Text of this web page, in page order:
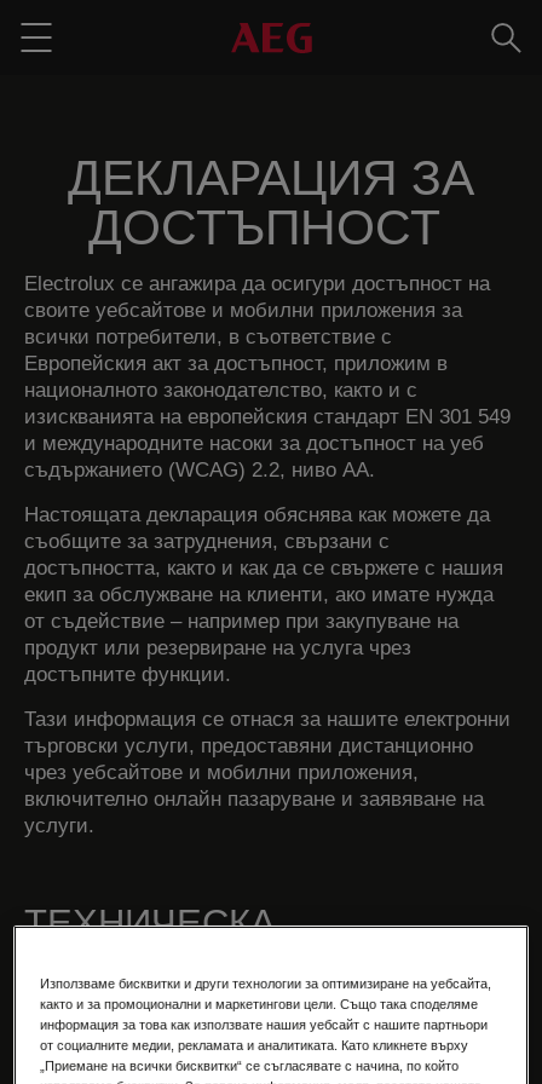
Menu
ДЕКЛАРАЦИЯ ЗА
ДОСТЪПНОСТ
Electrolux се ангажира да осигури достъпност на
своите уебсайтове и мобилни приложения за
всички потребители, в съответствие с
Европейския акт за достъпност, приложим в
националното законодателство, както и с
изискванията на европейския стандарт EN 301 549
и международните насоки за достъпност на уеб
съдържанието (WCAG) 2.2, ниво AA.
Настоящата декларация обяснява как можете да
съобщите за затруднения, свързани с
достъпността, както и как да се свържете с нашия
екип за обслужване на клиенти, ако имате нужда
от съдействие – например при закупуване на
продукт или резервиране на услуга чрез
достъпните функции.
Тази информация се отнася за нашите електронни
търговски услуги, предоставяни дистанционно
чрез уебсайтове и мобилни приложения,
включително онлайн пазаруване и заявяване на
услуги.
ТЕХНИЧЕСКА
ДОСТЪПНОСТТА НА
УЕБСАЙТОВЕТЕ И
Използваме бисквитки и други технологии за оптимизиране на уебсайта,
както и за промоционални и маркетингови цели. Също така споделяме
информация за това как използвате нашия уебсайт с нашите партньори
от социалните медии, рекламата и аналитиката. Като кликнете върху
„Приемане на всички бисквитки“ се съгласявате с начина, по който